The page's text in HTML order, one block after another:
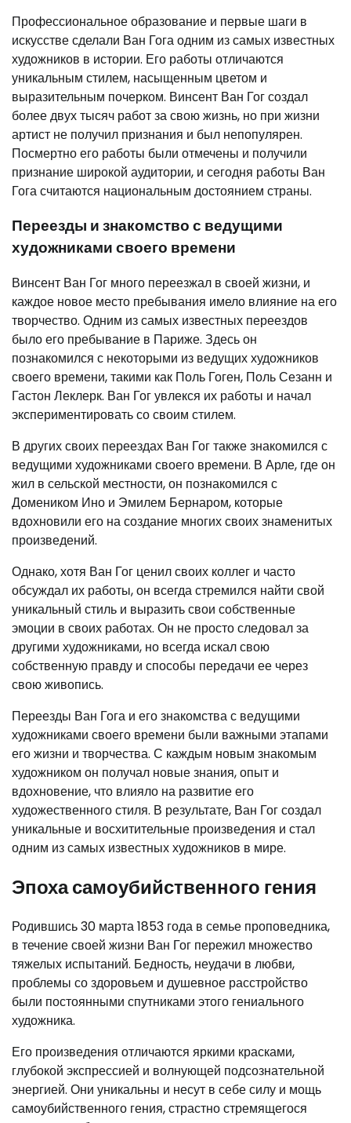
Профессиональное образование и первые шаги в
искусстве сделали Ван Гога одним из самых известных
художников в истории. Его работы отличаются
уникальным стилем, насыщенным цветом и
выразительным почерком. Винсент Ван Гог создал
более двух тысяч работ за свою жизнь, но при жизни
артист не получил признания и был непопулярен.
Посмертно его работы были отмечены и получили
признание широкой аудитории, и сегодня работы Ван
Гога считаются национальным достоянием страны.
Переезды и знакомство с ведущими
художниками своего времени
Винсент Ван Гог много переезжал в своей жизни, и
каждое новое место пребывания имело влияние на его
творчество. Одним из самых известных переездов
было его пребывание в Париже. Здесь он
познакомился с некоторыми из ведущих художников
своего времени, такими как Поль Гоген, Поль Сезанн и
Гастон Леклерк. Ван Гог увлекся их работы и начал
экспериментировать со своим стилем.
В других своих переездах Ван Гог также знакомился с
ведущими художниками своего времени. В Арле, где он
жил в сельской местности, он познакомился с
Домеником Ино и Эмилем Бернаром, которые
вдохновили его на создание многих своих знаменитых
произведений.
Однако, хотя Ван Гог ценил своих коллег и часто
обсуждал их работы, он всегда стремился найти свой
уникальный стиль и выразить свои собственные
эмоции в своих работах. Он не просто следовал за
другими художниками, но всегда искал свою
собственную правду и способы передачи ее через
свою живопись.
Переезды Ван Гога и его знакомства с ведущими
художниками своего времени были важными этапами
его жизни и творчества. С каждым новым знакомым
художником он получал новые знания, опыт и
вдохновение, что влияло на развитие его
художественного стиля. В результате, Ван Гог создал
уникальные и восхитительные произведения и стал
одним из самых известных художников в мире.
Эпоха самоубийственного гения
Родившись 30 марта 1853 года в семье проповедника,
в течение своей жизни Ван Гог пережил множество
тяжелых испытаний. Бедность, неудачи в любви,
проблемы со здоровьем и душевное расстройство
были постоянными спутниками этого гениального
художника.
Его произведения отличаются яркими красками,
глубокой экспрессией и волнующей подсознательной
энергией. Они уникальны и несут в себе силу и мощь
самоубийственного гения, страстно стремящегося